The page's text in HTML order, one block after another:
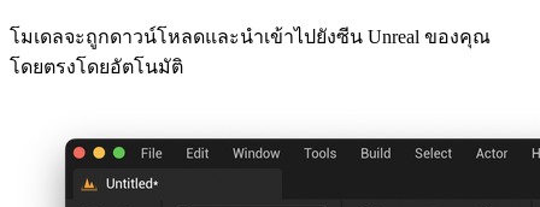
โมเดลจะถูกดาวน์โหลดและนำเข้าไปยังซีน Unreal ของคุณ
โดยตรงโดยอัตโนมัติ